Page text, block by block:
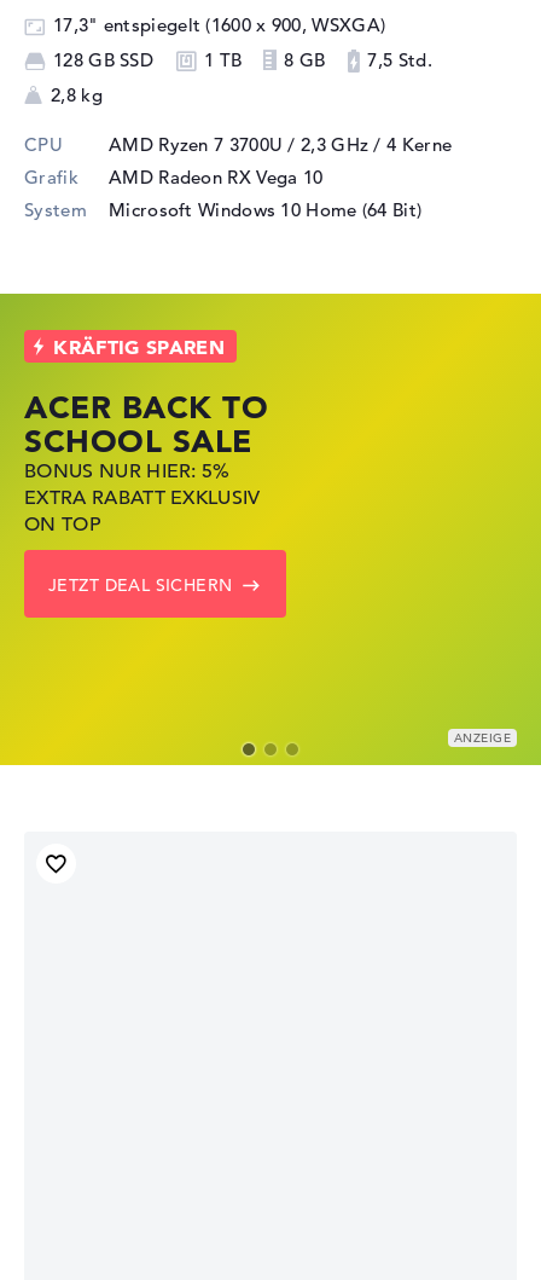
17,3" entspiegelt (1600 x 900, WSXGA)
128 GB SSD
1 TB 8 GB
7,5 Std.
2,8 kg
CPU AMD Ryzen 7 3700U / 2,3 GHz / 4 Kerne
Grafik
AMD Radeon RX Vega 10
System
Microsoft Windows 10 Home (64 Bit)
ACER BACK TO
SCHOOL SALE
BONUS NUR HIER: 5%
EXTRA RABATT EXKLUSIV
ON TOP
JETZT DEAL SICHERN
HP STORE SSV
DEALS
JETZT ZUGREIFEN:
NOTEBOOKS BEI HP
KRÄFTIG REDUZIERT
ZU DEN HP ANGEBOTEN
LENOVO
LAPTOP DEALS
NOTEBOOKS BEI LENOVO
JETZT KRÄFTIG REDUZIERT